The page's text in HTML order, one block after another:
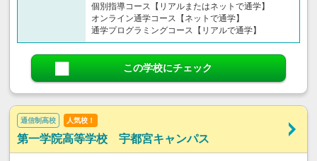
個別指導コース【リアルまたはネットで通学】
オンライン通学コース【ネットで通学】
通学プログラミングコース【リアルで通学】
この学校にチェック
通信制高校 人気校！
第一学院高等学校 宇都宮キャンパス